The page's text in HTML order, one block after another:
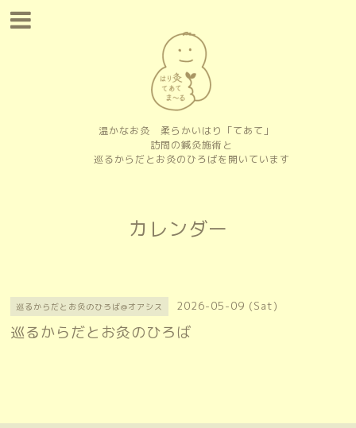
温かなお灸 柔らかいはり「てあて」
訪問の鍼灸施術と
巡るからだとお灸のひろばを開いています
カレンダー
巡るからだとお灸のひろば@オアシス 2026-05-09 (Sat)
巡るからだとお灸のひろば